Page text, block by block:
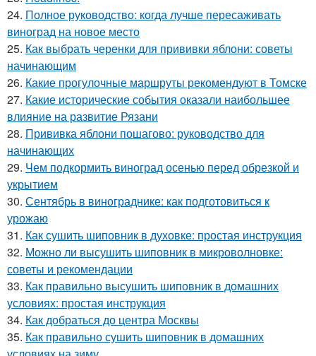
24. Полное руководство: когда лучше пересаживать
виноград на новое место
25. Как выбрать черенки для прививки яблони: советы
начинающим
26. Какие прогулочные маршруты рекомендуют в Томске
27. Какие исторические события оказали наибольшее
влияние на развитие Рязани
28. Прививка яблони пошагово: руководство для
начинающих
29. Чем подкормить виноград осенью перед обрезкой и
укрытием
30. Сентябрь в винограднике: как подготовиться к
урожаю
31. Как сушить шиповник в духовке: простая инструкция
32. Можно ли высушить шиповник в микроволновке:
советы и рекомендации
33. Как правильно высушить шиповник в домашних
условиях: простая инструкция
34. Как добраться до центра Москвы
35. Как правильно сушить шиповник в домашних